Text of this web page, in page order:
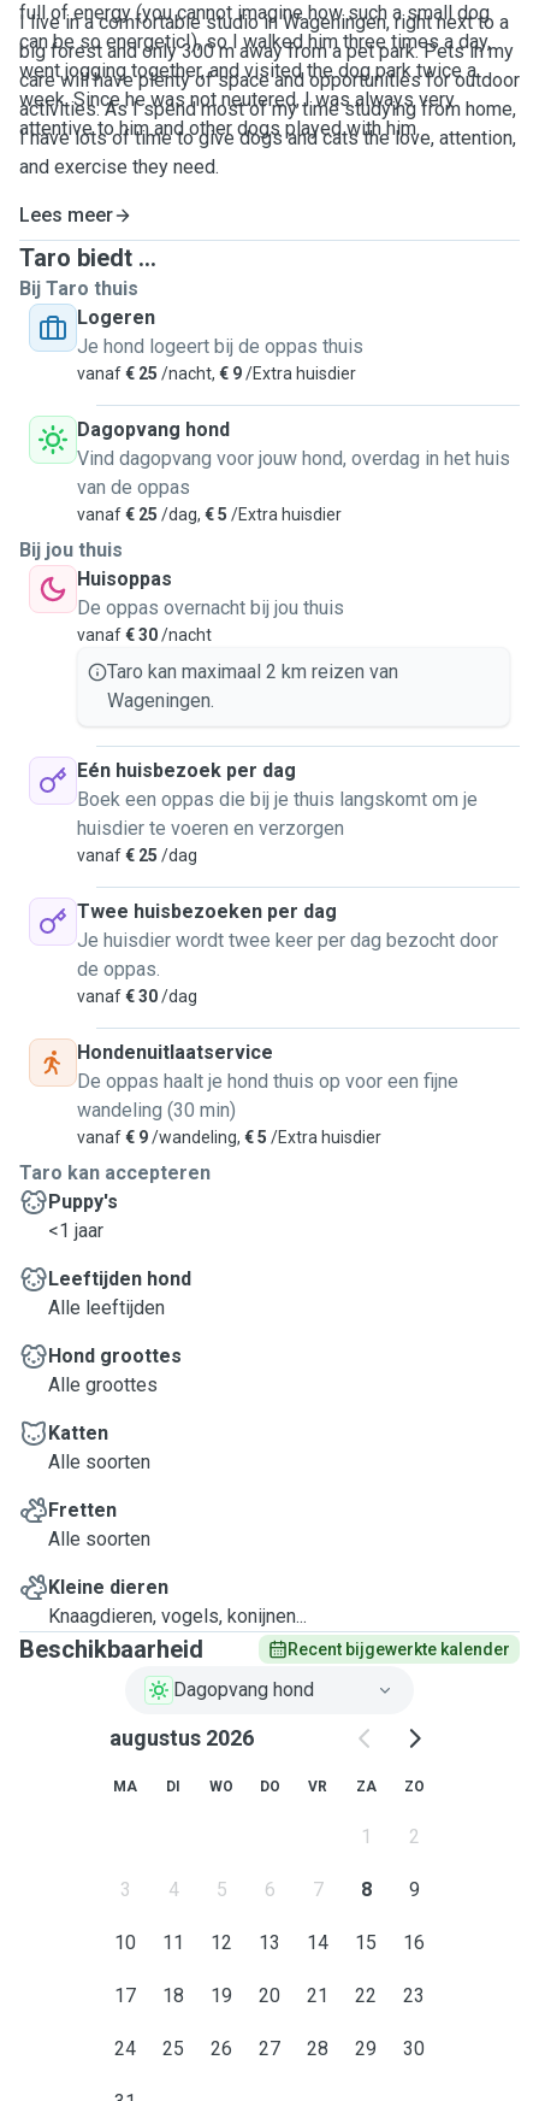
full of energy (you cannot imagine how such a small dog
can be so energetic!), so I walked him three times a day,
went jogging together, and visited the dog park twice a
week. Since he was not neutered, I was always very
attentive to him and other dogs played with him.
I live in a comfortable studio in Wageningen, right next to a
big forest and only 300 m away from a pet park. Pets in my
care will have plenty of space and opportunities for outdoor
activities. As I spend most of my time studying from home,
I have lots of time to give dogs and cats the love, attention,
and exercise they need.
Lees meer
Taro biedt ...
Bij Taro thuis
Logeren
Je hond logeert bij de oppas thuis
vanaf€ 25 /nacht, € 9/Extra huisdier
Dagopvang hond
Vind dagopvang voor jouw hond, overdag in het huis
van de oppas
vanaf€ 25 /dag, € 5 /Extra huisdier
Bij jou thuis
Huisoppas
De oppas overnacht bij jou thuis
vanaf€ 30/nacht
Taro kan maximaal 2 km reizen van
Wageningen.
Eén huisbezoek per dag
Boek een oppas die bij je thuis langskomt om je
huisdier te voeren en verzorgen
vanaf€ 25 /dag
Twee huisbezoeken per dag
Je huisdier wordt twee keer per dag bezocht door
de oppas.
vanaf€ 30/dag
Hondenuitlaatservice
De oppas haalt je hond thuis op voor een fijne
wandeling (30 min)
vanaf€ 9/wandeling, € 5 /Extra huisdier
Taro kan accepteren
Puppy's
<1 jaar
Leeftijden hond
Alle leeftijden
Hond groottes
Alle groottes
Katten
Alle soorten
Fretten
Alle soorten
Kleine dieren
Knaagdieren, vogels, konijnen...
Beschikbaarheid Recent bijgewerkte kalender
Dagopvang hond
augustus 2026
MA DI WO DO VR ZA ZO
1 2
3 4 5 6 7 8 9
10 11 12 13 14 15 16
17 18 19 20 21 22 23
24 25 26 27 28 29 30